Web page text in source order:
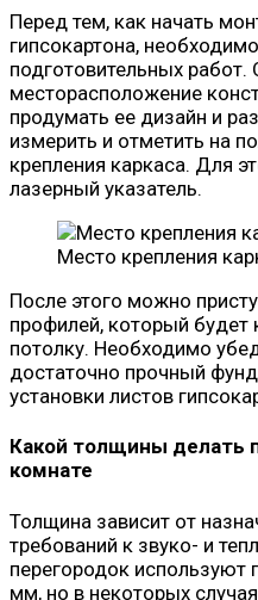
Перед тем, как начать
гипсокартона,
подготовительных работ.
месторасположение
продумать ее дизайн и
измерить и отметить на
крепления каркаса. Для
лазерный указатель.
Место крепления
После этого можно
профилей, который будет
потолку. Необходимо
достаточно прочный
установки листов
Какой толщины делать
комнате
Толщина зависит от
требований к звуко- и
перегородок используют
мм, но в некоторых